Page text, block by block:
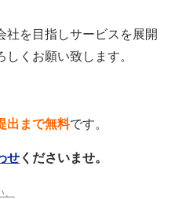
社を目指しサービスを展開
くお願い致します。
出まで無料です。
せ くださいませ。